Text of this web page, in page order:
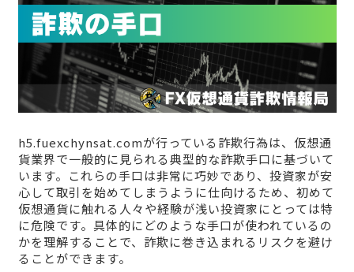
h5.fuexchynsat.comが行っている詐欺行為は、仮想通
貨業界で一般的に見られる典型的な詐欺手口に基づいて
います。これらの手口は非常に巧妙であり、投資家が安
心して取引を始めてしまうように仕向けるため、初めて
仮想通貨に触れる人々や経験が浅い投資家にとっては特
に危険です。具体的にどのような手口が使われているの
かを理解することで、詐欺に巻き込まれるリスクを避け
ることができます。